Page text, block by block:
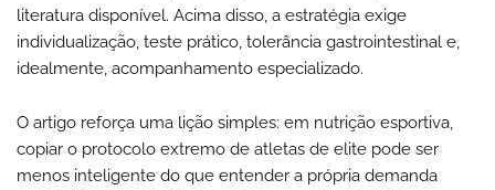
literatura disponível. Acima disso, a estratégia exige
individualização, teste prático, tolerância gastrointestinal e,
idealmente, acompanhamento especializado.
O artigo reforça uma lição simples: em nutrição esportiva,
copiar o protocolo extremo de atletas de elite pode ser
menos inteligente do que entender a própria demanda